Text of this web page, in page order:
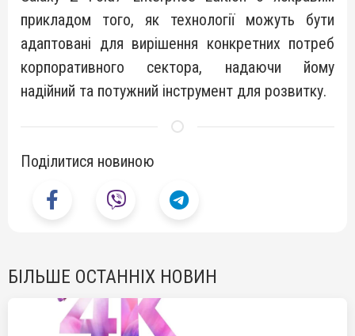
прикладом того, як технології можуть бути
адаптовані для вирішення конкретних потреб
корпоративного сектора, надаючи йому
надійний та потужний інструмент для розвитку.
Поділитися новиною
БІЛЬШЕ ОСТАННІХ НОВИН